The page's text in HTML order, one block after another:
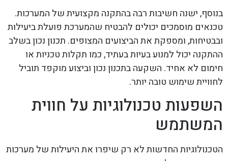
בנוסף, ישנה חשיבות רבה בהתקנה מקצועית של המערכות.
טכנאים מוסמכים יכולים להבטיח שהמערכת פועלת ביעילות
ובבטיחות, ומספקת את הביצועים המצופים. תכנון נכון בשלב
ההתקנה יכול למנוע בעיות בעתיד, כמו תקלות טכניות או
חימום לא אחיד. השקעה בתכנון נכון וביצוע מוקפד תוביל
לחוויית שימוש טובה יותר.
השפעות טכנולוגיות על חווית
המשתמש
הטכנולוגיות החדשות לא רק שיפרו את היעילות של מערכות